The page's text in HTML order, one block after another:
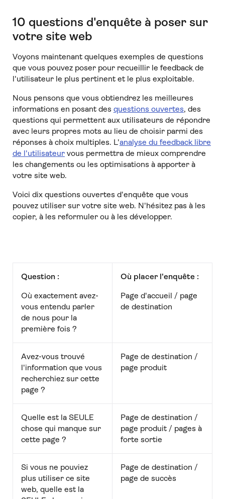
10 questions d'enquête à poser sur
votre site web
Voyons maintenant quelques exemples de questions
que vous pouvez poser pour recueillir le feedback de
l'utilisateur le plus pertinent et le plus exploitable.
Nous pensons que vous obtiendrez les meilleures
informations en posant des questions ouvertes, des
questions qui permettent aux utilisateurs de répondre
avec leurs propres mots au lieu de choisir parmi des
réponses à choix multiples. L'analyse du feedback libre
de l'utilisateurvous permettra de mieux comprendre
les changements ou les optimisations à apporter à
votre site web.
Voici dix questions ouvertes d'enquête que vous
pouvez utiliser sur votre site web. N'hésitez pas à les
copier, à les reformuler ou à les développer.
Question :
Où exactement avez-
vous entendu parler
de nous pour la
première fois ?
Où placer l'enquête :
Page d'accueil / page
de destination
Avez-vous trouvé
l'information que vous
recherchiez sur cette
page ?
Page de destination /
page produit
Quelle est la SEULE
chose qui manque sur
cette page ?
Page de destination /
page produit / pages à
forte sortie
Si vous ne pouviez
plus utiliser ce site
web, quelle est la
Page de destination /
page de succès